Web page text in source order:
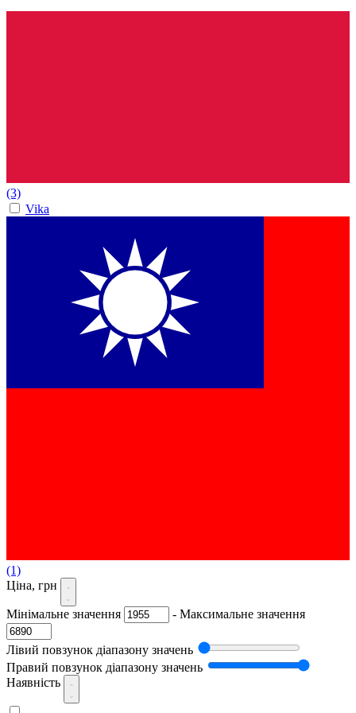
(3)
Vika
(1)
Ціна, грн
Мінімальне значення - Максимальне значення
Лівий повзунок діапазону значень
Правий повзунок діапазону значень
Наявність